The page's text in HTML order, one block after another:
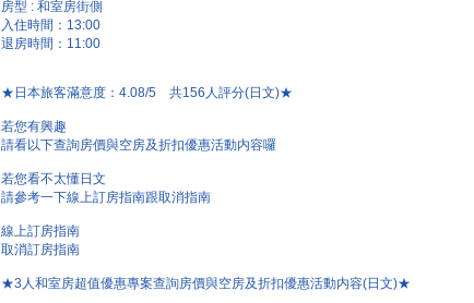
房型 : 和室房街側
入住時間：13:00
退房時間：11:00
★日本旅客滿意度：4.08/5 共156人評分(日文)★
若您有興趣
請看以下查詢房價與空房及折扣優惠活動内容囉
若您看不太懂日文
請參考一下線上訂房指南跟取消指南
線上訂房指南
取消訂房指南
★3人和室房超值優惠專案查詢房價與空房及折扣優惠活動内容(日文)★